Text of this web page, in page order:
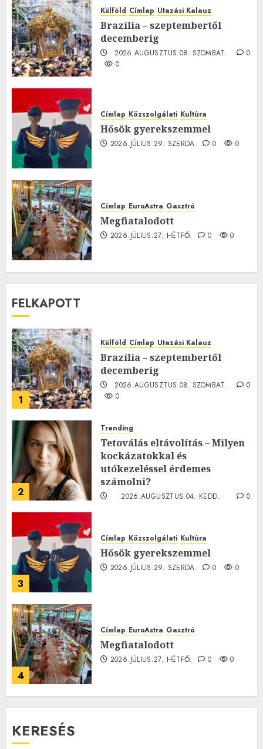
Külföld Címlap Utazási Kalauz
Brazília – szeptembertől
decemberig
2026.AUGUSZTUS.08. SZOMBAT.
0
0
Címlap Közszolgálati Kultúra
Hősök gyerekszemmel
2026.JÚLIUS.29. SZERDA. 0 0
Címlap EuroAstra Gasztró
Megfiatalodott
2026.JÚLIUS.27. HÉTFŐ. 0 0
FELKAPOTT
1
Külföld Címlap Utazási Kalauz
Brazília – szeptembertől
decemberig
2026.AUGUSZTUS.08. SZOMBAT.
0
0
2
Trending
Tetoválás eltávolítás – Milyen
kockázatokkal és
utókezeléssel érdemes
számolni?
2026.AUGUSZTUS.04. KEDD.
0
3
Címlap Közszolgálati Kultúra
Hősök gyerekszemmel
2026.JÚLIUS.29. SZERDA. 0 0
4
Címlap EuroAstra Gasztró
Megfiatalodott
2026.JÚLIUS.27. HÉTFŐ. 0 0
KERESÉS